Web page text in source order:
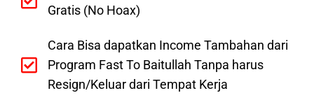
Gratis (No Hoax)
Cara Bisa dapatkan Income Tambahan dari
Program Fast To Baitullah Tanpa harus
Resign/Keluar dari Tempat Kerja